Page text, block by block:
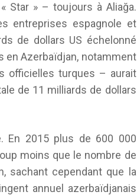
Star » – toujours à Aliağa.
entreprises espagnole et
de dollars US échelonné
en Azerbaïdjan, notamment
officielles turques – aurait
de 11 milliards de dollars
En 2015 plus de 600 000
moins que le nombre de
sachant cependant que la
annuel azerbaïdjanais